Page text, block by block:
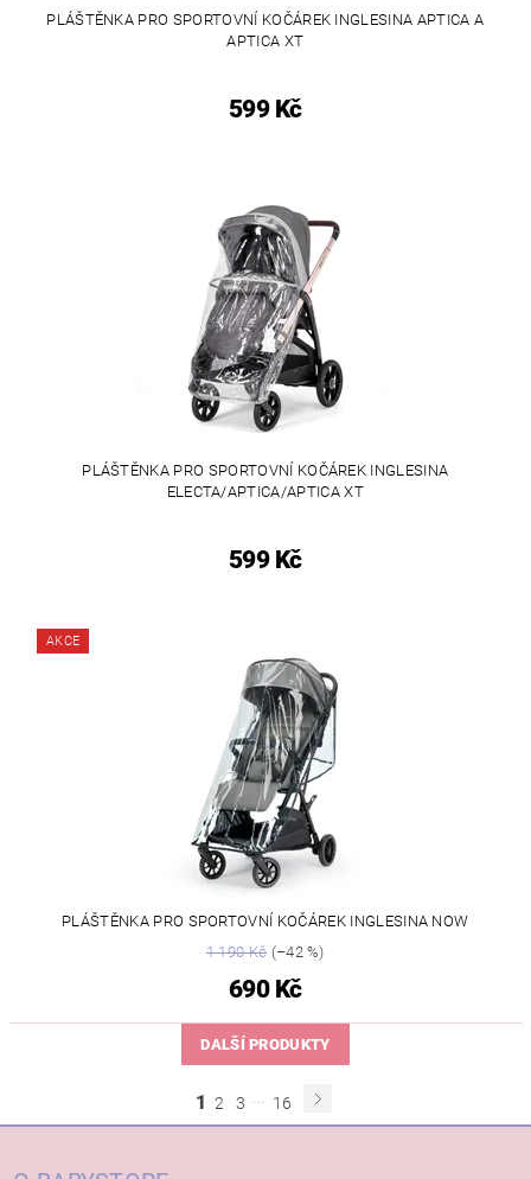
PLÁŠTĚNKA PRO SPORTOVNÍ KOČÁREK INGLESINA APTICA A
APTICA XT
599 Kč
PLÁŠTĚNKA PRO SPORTOVNÍ KOČÁREK INGLESINA
ELECTA/APTICA/APTICA XT
599 Kč
AKCE
PLÁŠTĚNKA PRO SPORTOVNÍ KOČÁREK INGLESINA NOW
1 190 Kč(–42 %)
690 Kč
DALŠÍ PRODUKTY
1 2 3 16